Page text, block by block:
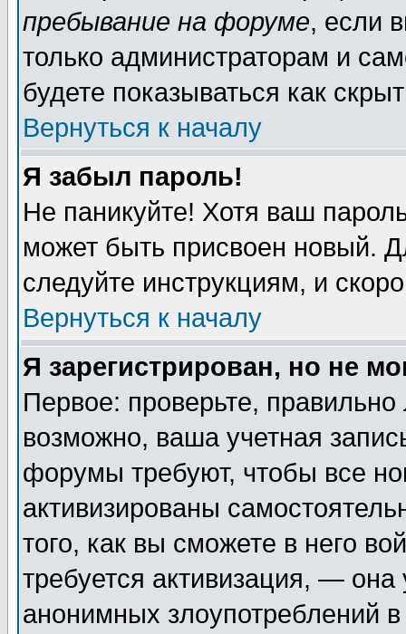
пребывание на форуме, если
только администраторам и
будете показываться как
Вернуться к началу
Я забыл пароль!
Не паникуйте! Хотя ваш
может быть присвоен новый.
следуйте инструкциям, и
Вернуться к началу
Я зарегистрирован, но не
Первое: проверьте,
возможно, ваша учетная
форумы требуют, чтобы все
активизированы
того, как вы сможете в него
требуется активизация, —
анонимных злоупотреблений